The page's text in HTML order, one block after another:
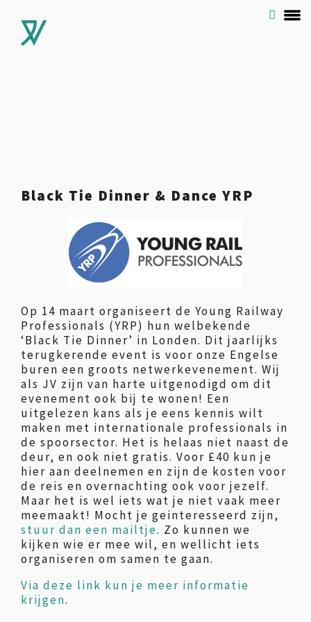
Black Tie Dinner & Dance YRP
Op 14 maart organiseert de Young Railway
Professionals (YRP) hun welbekende
‘Black Tie Dinner’ in Londen. Dit jaarlijks
terugkerende event is voor onze Engelse
buren een groots netwerkevenement. Wij
als JV zijn van harte uitgenodigd om dit
evenement ook bij te wonen! Een
uitgelezen kans als je eens kennis wilt
maken met internationale professionals in
de spoorsector. Het is helaas niet naast de
deur, en ook niet gratis. Voor £40 kun je
hier aan deelnemen en zijn de kosten voor
de reis en overnachting ook voor jezelf.
Maar het is wel iets wat je niet vaak meer
meemaakt! Mocht je geinteresseerd zijn,
stuur dan een mailtje. Zo kunnen we
kijken wie er mee wil, en wellicht iets
organiseren om samen te gaan.
Via deze link kun je meer informatie
krijgen.